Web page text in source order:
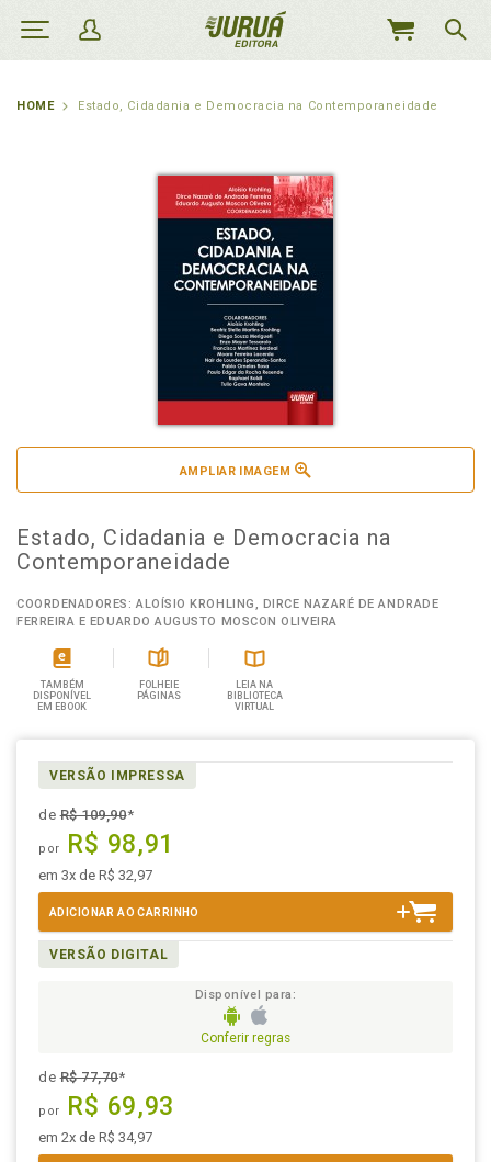
MEU
HOME Estado, Cidadania e Democracia na Contemporaneidade
AMPLIAR IMAGEM
Estado, Cidadania e Democracia na
Contemporaneidade
COORDENADORES: ALOÍSIO KROHLING, DIRCE NAZARÉ DE ANDRADE
FERREIRA E EDUARDO AUGUSTO MOSCON OLIVEIRA
TAMBÉM
DISPONÍVEL
EM EBOOK
FOLHEIE
PÁGINAS
LEIA NA
BIBLIOTECA
VIRTUAL
VERSÃO IMPRESSA
deR$ 109,90*
por R$ 98,91
em 3x de R$ 32,97
ADICIONAR AO CARRINHO
VERSÃO DIGITAL
Disponível para:
Conferir regras
deR$ 77,70*
por R$ 69,93
em 2x de R$ 34,97